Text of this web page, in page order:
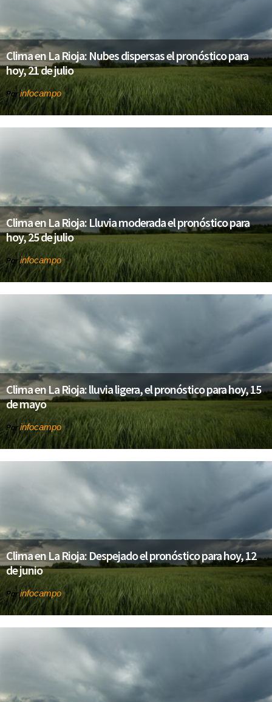
Clima en La Rioja: Nubes dispersas el pronóstico para
hoy, 21 de julio
Porinfocampo
Clima en La Rioja: Lluvia moderada el pronóstico para
hoy, 25 de julio
Porinfocampo
Clima en La Rioja: lluvia ligera, el pronóstico para hoy, 15
de mayo
Porinfocampo
Clima en La Rioja: Despejado el pronóstico para hoy, 12
de junio
Porinfocampo